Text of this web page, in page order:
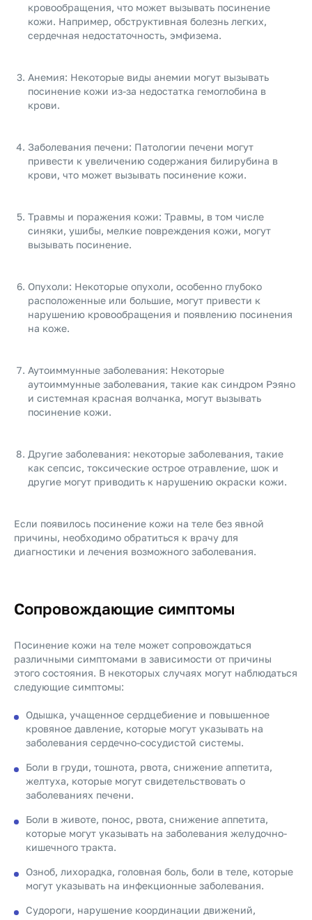
кровообращения, что может вызывать посинение
кожи. Например, обструктивная болезнь легких,
сердечная недостаточность, эмфизема.
Анемия: Некоторые виды анемии могут вызывать
посинение кожи из-за недостатка гемоглобина в
крови.
Заболевания печени: Патологии печени могут
привести к увеличению содержания билирубина в
крови, что может вызывать посинение кожи.
Травмы и поражения кожи: Травмы, в том числе
синяки, ушибы, мелкие повреждения кожи, могут
вызывать посинение.
Опухоли: Некоторые опухоли, особенно глубоко
расположенные или большие, могут привести к
нарушению кровообращения и появлению посинения
на коже.
Аутоиммунные заболевания: Некоторые
аутоиммунные заболевания, такие как синдром Рэяно
и системная красная волчанка, могут вызывать
посинение кожи.
Другие заболевания: некоторые заболевания, такие
как сепсис, токсические острое отравление, шок и
другие могут приводить к нарушению окраски кожи.
Если появилось посинение кожи на теле без явной
причины, необходимо обратиться к врачу для
диагностики и лечения возможного заболевания.
Сопровождающие симптомы
Посинение кожи на теле может сопровождаться
различными симптомами в зависимости от причины
этого состояния. В некоторых случаях могут наблюдаться
следующие симптомы:
Одышка, учащенное сердцебиение и повышенное
кровяное давление, которые могут указывать на
заболевания сердечно-сосудистой системы.
Боли в груди, тошнота, рвота, снижение аппетита,
желтуха, которые могут свидетельствовать о
заболеваниях печени.
Боли в животе, понос, рвота, снижение аппетита,
которые могут указывать на заболевания желудочно-
кишечного тракта.
Озноб, лихорадка, головная боль, боли в теле, которые
могут указывать на инфекционные заболевания.
Судороги, нарушение координации движений,